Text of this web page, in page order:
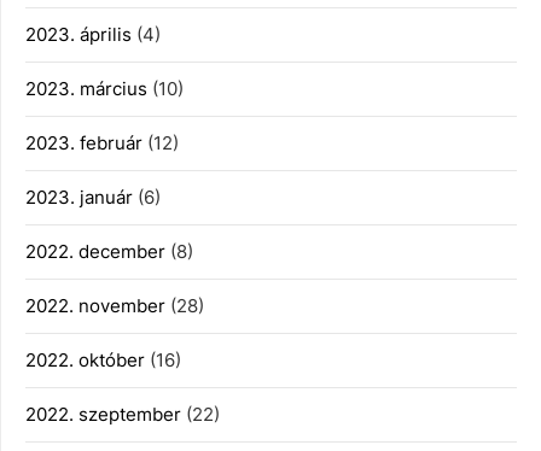
2023. április (4)
2023. március (10)
2023. február (12)
2023. január (6)
2022. december (8)
2022. november (28)
2022. október (16)
2022. szeptember (22)